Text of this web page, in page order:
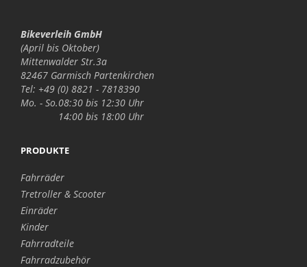
Bikeverleih GmbH
(April bis Oktober)
Mittenwalder Str.3a
82467 Garmisch Partenkirchen
Tel: +49 (0) 8821 - 7818390
Mo. - So.08:30 bis 12:30 Uhr
14:00 bis 18:00 Uhr
PRODUKTE
Fahrräder
Tretroller & Scooter
Einräder
Kinder
Fahrradteile
Fahrradzubehör